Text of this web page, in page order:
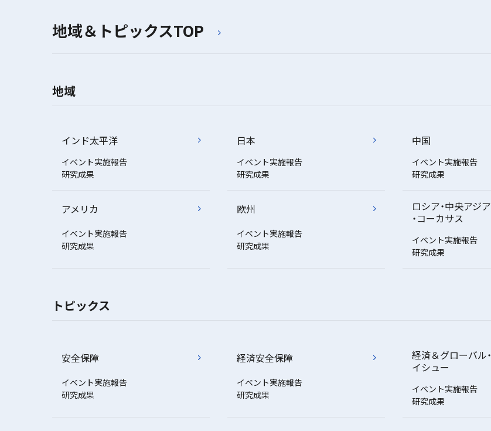
地域＆トピックスTOP
地域
インド太平洋
イベント実施報告
研究成果
日本
イベント実施報告
研究成果
中国
イベント実施報告
研究成果
アメリカ
イベント実施報告
研究成果
欧州
イベント実施報告
研究成果
ロシア・中央アジア
・コーカサス
イベント実施報告
研究成果
トピックス
安全保障
イベント実施報告
研究成果
経済安全保障
イベント実施報告
研究成果
経済＆グローバル・
イシュー
イベント実施報告
研究成果